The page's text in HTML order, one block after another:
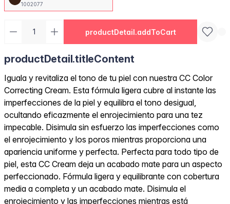
1002077
productDetail.addToCart
productDetail.titleContent
Iguala y revitaliza el tono de tu piel con nuestra CC Color
Correcting Cream. Esta fórmula ligera cubre al instante las
imperfecciones de la piel y equilibra el tono desigual,
ocultando eficazmente el enrojecimiento para una tez
impecable. Disimula sin esfuerzo las imperfecciones como
el enrojecimiento y los poros mientras proporciona una
apariencia uniforme y perfecta. Perfecta para todo tipo de
piel, esta CC Cream deja un acabado mate para un aspecto
perfeccionado. Fórmula ligera y equilibrante con cobertura
media a completa y un acabado mate. Disimula el
enrojecimiento y las imperfecciones mientras está